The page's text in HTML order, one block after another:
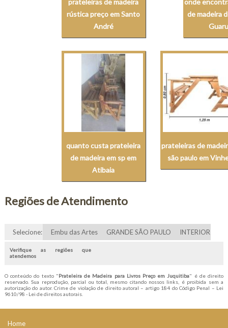
rústica preço em Santo
André
de madeira
quanto custa prateleira
de madeira em sp em
Atibaia
prateleiras de
são paulo em
Regiões de Atendimento
Selecione: Embu das Artes GRANDE SÃO PAULO INTERIOR
Verifique as regiões que
atendemos
O conteúdo do texto "Prateleira de Madeira para Livros Preço em Juquitiba" é de direito
reservado. Sua reprodução, parcial ou total, mesmo citando nossos links, é proibida sem a
autorização do autor. Crime de violação de direito autoral – artigo 184 do Código Penal – Lei
9610/98 - Lei de direitos autorais.
Home